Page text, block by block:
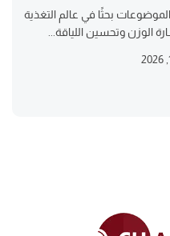
بحثًا في عالم التغذية
الوزن وتحسين اللياقة...